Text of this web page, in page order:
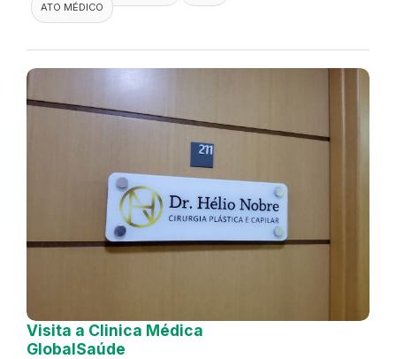
ATO MÉDICO
Visita a Clinica Médica
GlobalSaúde